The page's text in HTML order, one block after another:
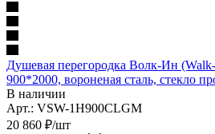
Душевая перегородка Волк-Ин
900*2000, вороненая сталь, стекло
В наличии
Арт.: VSW-1H900CLGM
20 860 ₽/шт